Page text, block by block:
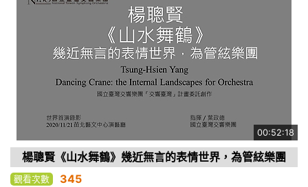
00:52:18
楊聰賢《山水舞鶴》幾近無言的表情世界，為管絃樂團
觀看次數 345